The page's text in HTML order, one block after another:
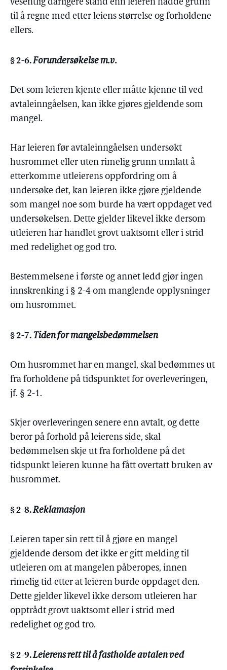
vesentlig dårligere stand enn leieren hadde grunn
til å regne med etter leiens størrelse og forholdene
ellers.
§ 2-6.Forundersøkelse m.v.
Det som leieren kjente eller måtte kjenne til ved
avtaleinngåelsen, kan ikke gjøres gjeldende som
mangel.
Har leieren før avtaleinngåelsen undersøkt
husrommet eller uten rimelig grunn unnlatt å
etterkomme utleierens oppfordring om å
undersøke det, kan leieren ikke gjøre gjeldende
som mangel noe som burde ha vært oppdaget ved
undersøkelsen. Dette gjelder likevel ikke dersom
utleieren har handlet grovt uaktsomt eller i strid
med redelighet og god tro.
Bestemmelsene i første og annet ledd gjør ingen
innskrenking i § 2-4 om manglende opplysninger
om husrommet.
§ 2-7. Tiden for mangelsbedømmelsen
Om husrommet har en mangel, skal bedømmes ut
fra forholdene på tidspunktet for overleveringen,
jf. § 2-1.
Skjer overleveringen senere enn avtalt, og dette
beror på forhold på leierens side, skal
bedømmelsen skje ut fra forholdene på det
tidspunkt leieren kunne ha fått overtatt bruken av
husrommet.
§ 2-8.Reklamasjon
Leieren taper sin rett til å gjøre en mangel
gjeldende dersom det ikke er gitt melding til
utleieren om at mangelen påberopes, innen
rimelig tid etter at leieren burde oppdaget den.
Dette gjelder likevel ikke dersom utleieren har
opptrådt grovt uaktsomt eller i strid med
redelighet og god tro.
§ 2-9.Leierens rett til å fastholde avtalen ved